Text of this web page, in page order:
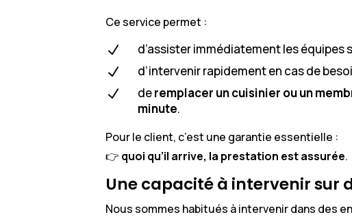
Ce service permet :
N
d’assister immédiatement les équipes
N d’intervenir rapidement en cas de
N deremplacer un cuisinier ou un
minute.
Pour le client, c’est une garantie essentielle :
👉 quoi qu’il arrive, la prestation est assurée.
Une capacité à intervenir sur
Nous sommes habitués à intervenir dans des